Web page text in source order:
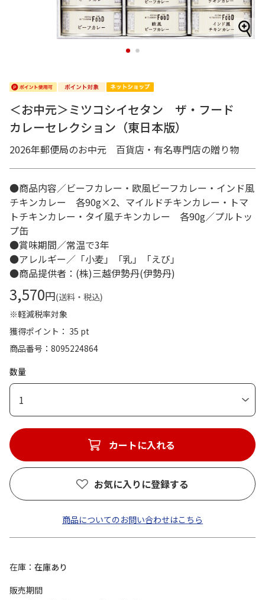
1 2
＜お中元＞ミツコシイセタン ザ・フード
カレーセレクション（東日本版）
2026年郵便局のお中元 百貨店・有名専門店の贈り物
●商品内容／ビーフカレー・欧風ビーフカレー・インド風
チキンカレー 各90g×2、マイルドチキンカレー・トマ
トチキンカレー・タイ風チキンカレー 各90g／プルトッ
プ缶
●賞味期間／常温で3年
●アレルギー／「小麦」「乳」「えび」
●商品提供者：(株)三越伊勢丹(伊勢丹)
3,570円(送料・税込)
※軽減税率対象
獲得ポイント： 35 pt
商品番号
8095224864
数量
1
カートに入れる
お気に入りに登録する
商品についてのお問い合わせはこちら
在庫
在庫あり
販売期間